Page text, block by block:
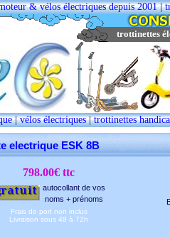
& vélos électriques depuis 2001|
trottinettes
|vélos électriques|trottinettes
electrique ESK 8B
798.00€ ttc
autocollant de vos
noms + prénoms
Frais de port non inclus
Livraison sous 48 à 72h